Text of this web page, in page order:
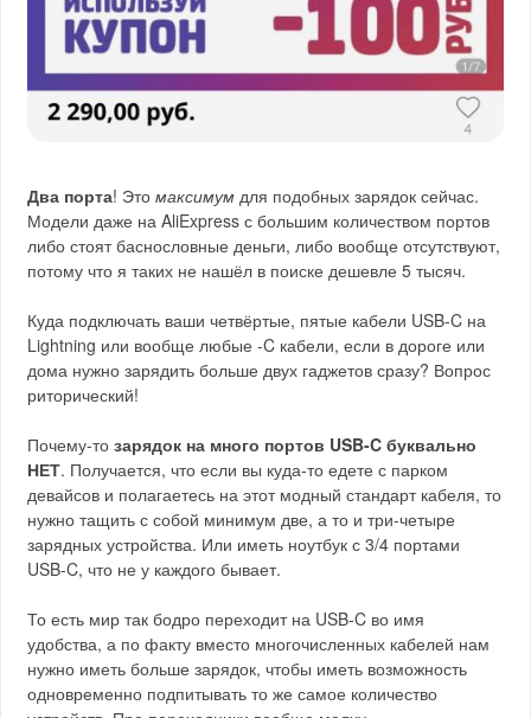
Два порта! Этомаксимум для подобных зарядок сейчас.
Модели даже на AliExpress с большим количеством портов
либо стоят баснословные деньги, либо вообще отсутствуют,
потому что я таких не нашёл в поиске дешевле 5 тысяч.
Куда подключать ваши четвёртые, пятые кабели USB-C на
Lightning или вообще любые -C кабели, если в дороге или
дома нужно зарядить больше двух гаджетов сразу? Вопрос
риторический!
Почему-тозарядок на много портов USB-C буквально
НЕТ. Получается, что если вы куда-то едете с парком
девайсов и полагаетесь на этот модный стандарт кабеля, то
нужно тащить с собой минимум две, а то и три-четыре
зарядных устройства. Или иметь ноутбук с 3/4 портами
USB-C, что не у каждого бывает.
То есть мир так бодро переходит на USB-C во имя
удобства, а по факту вместо многочисленных кабелей нам
нужно иметь больше зарядок, чтобы иметь возможность
одновременно подпитывать то же самое количество